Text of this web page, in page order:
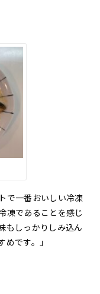
で一番おいしい冷凍
凍であることを感じ
もしっかりしみ込ん
です。」